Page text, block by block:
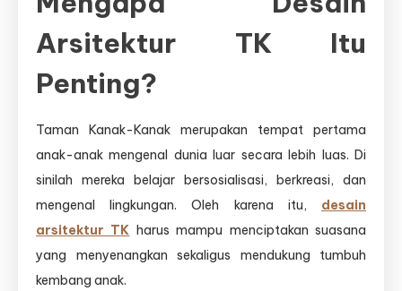
Arsitektur TK Itu
Penting?
Taman Kanak-Kanak merupakan tempat pertama
anak-anak mengenal dunia luar secara lebih luas. Di
sinilah mereka belajar bersosialisasi, berkreasi, dan
mengenal lingkungan. Oleh karena itu, desain
arsitektur TK harus mampu menciptakan suasana
yang menyenangkan sekaligus mendukung tumbuh
kembang anak.